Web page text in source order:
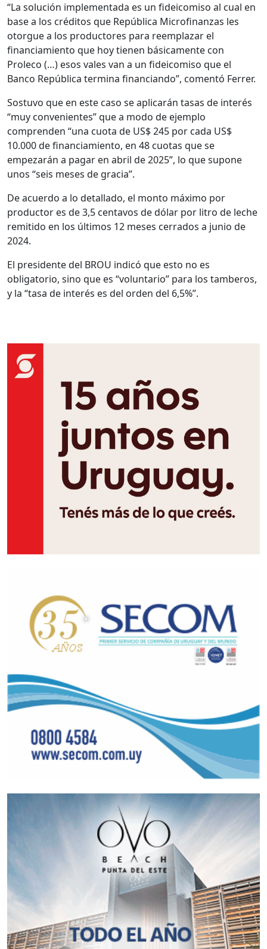
“La solución implementada es un fideicomiso al cual en
base a los créditos que República Microfinanzas les
otorgue a los productores para reemplazar el
financiamiento que hoy tienen básicamente con
Proleco (…) esos vales van a un fideicomiso que el
Banco República termina financiando”, comentó Ferrer.
Sostuvo que en este caso se aplicarán tasas de interés
“muy convenientes” que a modo de ejemplo
comprenden “una cuota de US$ 245 por cada US$
10.000 de financiamiento, en 48 cuotas que se
empezarán a pagar en abril de 2025”, lo que supone
unos “seis meses de gracia”.
De acuerdo a lo detallado, el monto máximo por
productor es de 3,5 centavos de dólar por litro de leche
remitido en los últimos 12 meses cerrados a junio de
2024.
El presidente del BROU indicó que esto no es
obligatorio, sino que es “voluntario” para los tamberos,
y la “tasa de interés es del orden del 6,5%”.